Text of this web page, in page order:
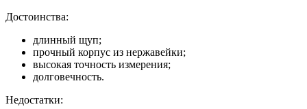
Достоинства:
длинный щуп;
прочный корпус из нержавейки;
высокая точность измерения;
долговечность.
Недостатки: